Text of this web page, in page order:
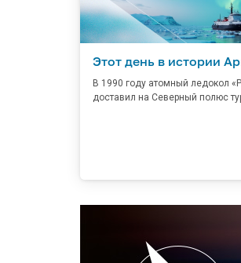
Этот день в истории
В 1990 году атомный ледокол
доставил на Северный полюс